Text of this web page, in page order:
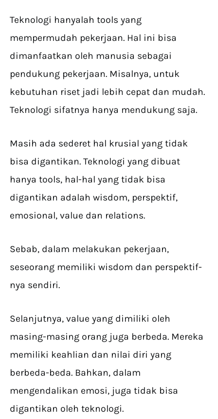
Teknologi hanyalah tools yang
mempermudah pekerjaan. Hal ini bisa
dimanfaatkan oleh manusia sebagai
pendukung pekerjaan. Misalnya, untuk
kebutuhan riset jadi lebih cepat dan mudah.
Teknologi sifatnya hanya mendukung saja.
Masih ada sederet hal krusial yang tidak
bisa digantikan. Teknologi yang dibuat
hanya tools, hal-hal yang tidak bisa
digantikan adalah wisdom, perspektif,
emosional, value dan relations.
Sebab, dalam melakukan pekerjaan,
seseorang memiliki wisdom dan perspektif-
nya sendiri.
Selanjutnya, value yang dimiliki oleh
masing-masing orang juga berbeda. Mereka
memiliki keahlian dan nilai diri yang
berbeda-beda. Bahkan, dalam
mengendalikan emosi, juga tidak bisa
digantikan oleh teknologi.